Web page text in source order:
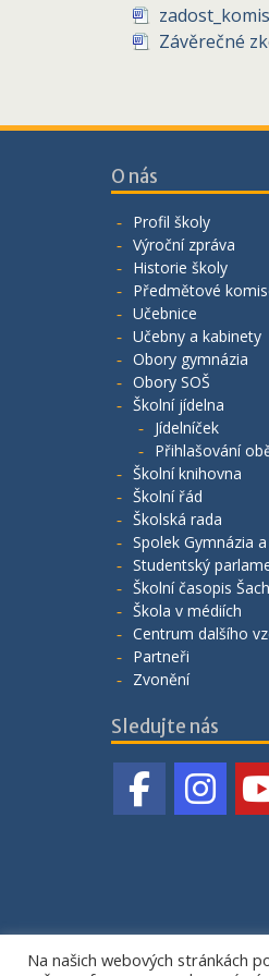
Závěrečné
O nás
Profil školy
Výroční zpráva
Historie školy
Předmětové
Učebnice
Učebny a kabinety
Obory gymnázia
Obory SOŠ
Školní jídelna
Jídelníček
Přihlašování
Školní knihovna
Školní řád
Školská rada
Spolek Gymnázia a
Studentský
Školní časopis Šach
Škola v médiích
Centrum dalšího
Partneři
Zvonění
Sledujte nás
Na našich webových stránkách